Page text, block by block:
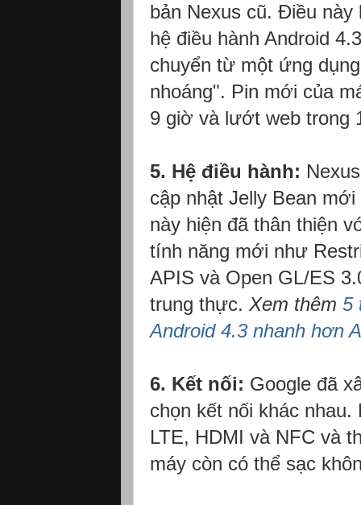
bản Nexus cũ. Điều
hệ điều hành Android
chuyển từ một ứng
nhoáng". Pin mới của
9 giờ và lướt web trong
5. Hệ điều hành:
cập nhật Jelly Bean
này hiện đã thân thiện
tính năng mới như
APIS và Open GL/ES
trung thực. Xem thêm 5
Android 4.3 nhanh hơn
6. Kết nối: Google đã
chọn kết nối khác
LTE, HDMI và NFC và
máy còn có thể sạc